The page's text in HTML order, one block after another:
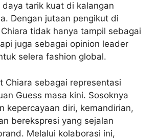
daya tarik kuat di kalangan
Dengan jutaan pengikut di
tidak hanya tampil sebagai
juga sebagai opinion leader
selera fashion global.
Chiara sebagai representasi
Guess masa kini. Sosoknya
kepercayaan diri, kemandirian,
berekspresi yang sejalan
Melalui kolaborasi ini,